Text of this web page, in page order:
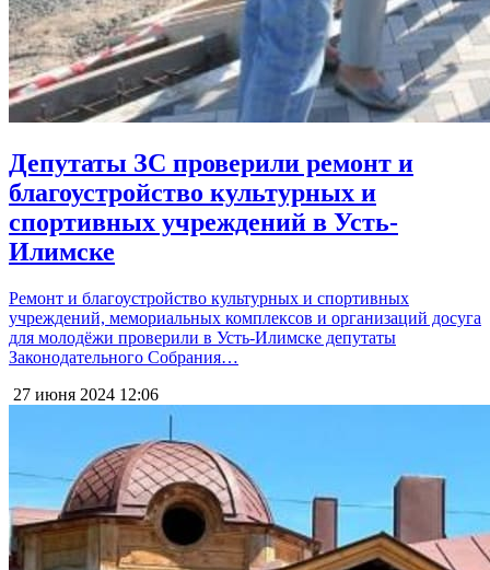
Депутаты ЗС проверили ремонт и
благоустройство культурных и
спортивных учреждений в Усть-
Илимске
Ремонт и благоустройство культурных и спортивных
учреждений, мемориальных комплексов и организаций досуга
для молодёжи проверили в Усть-Илимске депутаты
Законодательного Собрания…
27 июня 2024 12:06